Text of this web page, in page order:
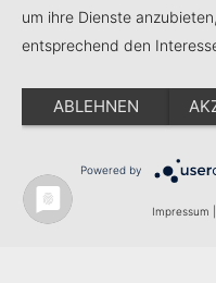
Schulstiftung
KJF Regensburg
Kontakt
Impressum
um ihre Dienste
entsprechend den
ABLEHNEN
Powered by
Impressum